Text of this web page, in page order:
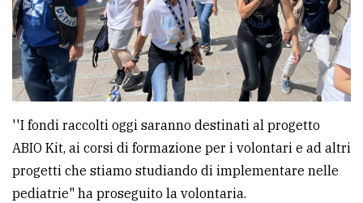
''I fondi raccolti oggi saranno destinati al progetto
ABIO Kit, ai corsi di formazione per i volontari e ad altri
progetti che stiamo studiando di implementare nelle
pediatrie" ha proseguito la volontaria.